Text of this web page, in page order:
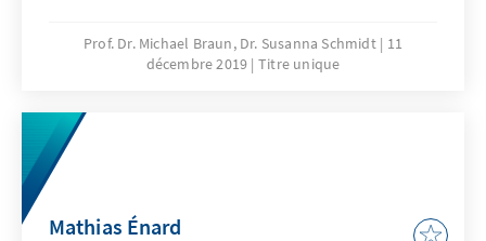
ausgezeichnet.
Prof. Dr. Michael Braun, Dr. Susanna Schmidt
11
décembre 2019 Titre unique
Mathias Énard